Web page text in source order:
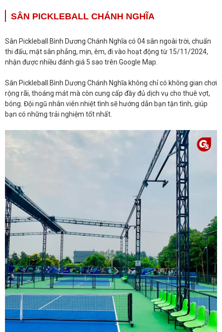
SÂN PICKLEBALL CHÁNH NGHĨA
Sân Pickleball Bình Dương Chánh Nghĩa có 04 sân ngoài trời, chuẩn
thi đấu, mặt sân phẳng, mịn, êm, đi vào hoạt động từ 15/11/2024,
nhận được nhiều đánh giá 5 sao trên Google Map.
Sân Pickleball Bình Dương Chánh Nghĩa không chỉ có không gian chơi
rộng rãi, thoáng mát mà còn cung cấp đầy đủ dịch vụ cho thuê vợt,
bóng. Đội ngũ nhân viên nhiệt tình sẽ hướng dẫn bạn tận tình, giúp
bạn có những trải nghiệm tốt nhất.